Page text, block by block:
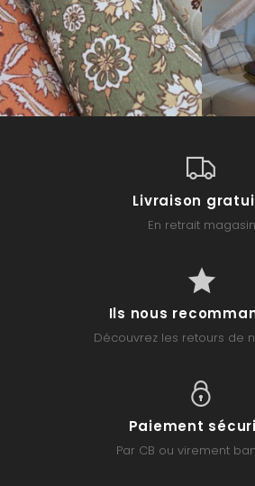
Livraison
En retrait magasin
Ils nous
Découvrez les retours de
Paiement
Par CB ou virement